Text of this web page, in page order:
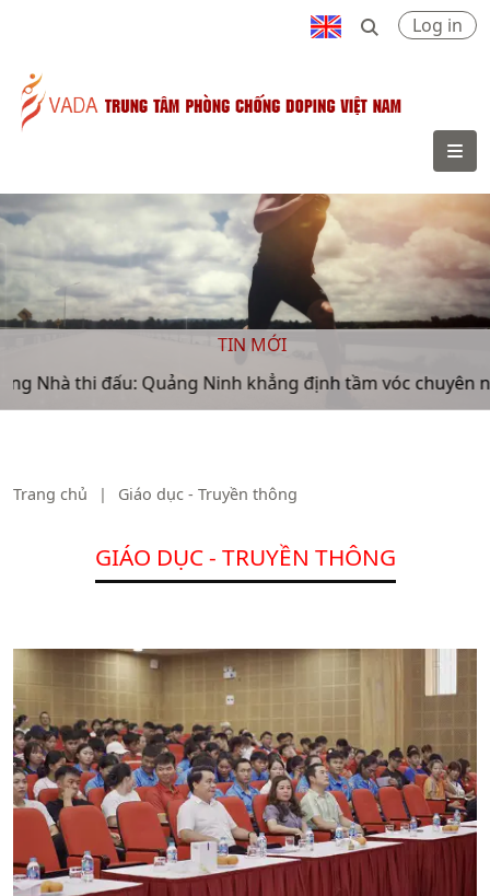
Log in
VADA
TIN MỚI
Quảng Ninh khẳng định tầm vóc chuyên nghiệp trước
Trang chủ | Giáo dục - Truyền thông
GIÁO DỤC - TRUYỀN THÔNG